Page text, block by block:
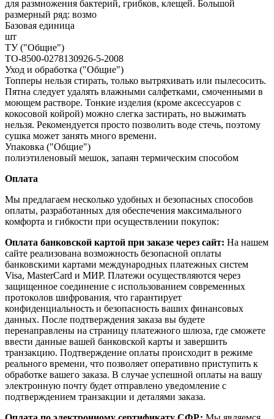
для размножения бактерий, грибков, клещей. Большой
размерный ряд: возмо
Базовая единица
шт
ТУ ("Общие")
ТО-8500-0278130926-5-2008
Уход и обработка ("Общие")
Топперы нельзя стирать, только вытряхивать или пылесосить.
Пятна следует удалять влажными салфетками, смоченными в
моющем растворе. Тонкие изделия (кроме аксессуаров с
кокосовой койрой) можно слегка застирать, но выжимать
нельзя. Рекомендуется просто позволить воде стечь, поэтому
сушка может занять много времени.
Упаковка ("Общие")
полиэтиленовый мешок, запаян термическим способом
Оплата
Мы предлагаем несколько удобных и безопасных способов
оплаты, разработанных для обеспечения максимального
комфорта и гибкости при осуществлении покупок:
Оплата банковской картой при заказе через сайт: На нашем
сайте реализована возможность безопасной оплаты
банковскими картами международных платежных систем
Visa, MasterCard и МИР. Платежи осуществляются через
защищенное соединение с использованием современных
протоколов шифрования, что гарантирует
конфиденциальность и безопасность ваших финансовых
данных. После подтверждения заказа вы будете
перенаправлены на страницу платежного шлюза, где сможете
ввести данные вашей банковской карты и завершить
транзакцию. Подтверждение оплаты происходит в режиме
реального времени, что позволяет оперативно приступить к
обработке вашего заказа. В случае успешной оплаты на вашу
электронную почту будет отправлено уведомление с
подтверждением транзакции и деталями заказа.